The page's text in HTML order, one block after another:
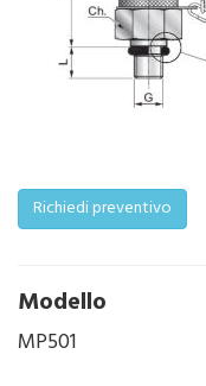
Richiedi preventivo
Modello
MP501